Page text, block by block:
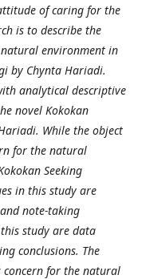
of caring for the
is to describe the
environment in
by Chynta Hariadi.
analytical descriptive
novel Kokokan
While the object
for the natural
Seeking
in this study are
note-taking
study are data
conclusions. The
concern for the natural